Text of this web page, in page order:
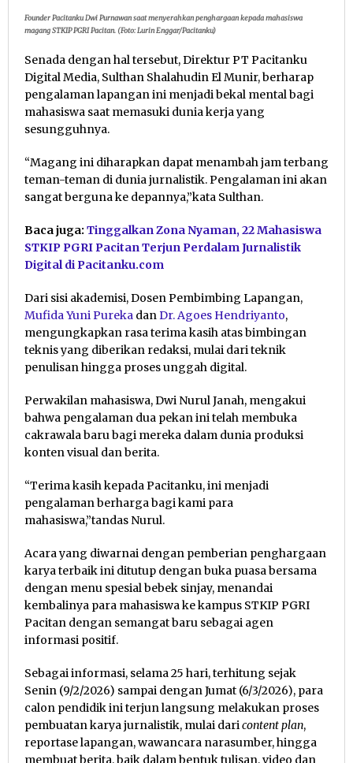
Founder Pacitanku Dwi Purnawan saat menyerahkan penghargaan kepada mahasiswa
magang STKIP PGRI Pacitan. (Foto: Lurin Enggar/Pacitanku)
Senada dengan hal tersebut, Direktur PT Pacitanku
Digital Media, Sulthan Shalahudin El Munir, berharap
pengalaman lapangan ini menjadi bekal mental bagi
mahasiswa saat memasuki dunia kerja yang
sesungguhnya.
“Magang ini diharapkan dapat menambah jam terbang
teman-teman di dunia jurnalistik. Pengalaman ini akan
sangat berguna ke depannya,”kata Sulthan.
Baca juga: Tinggalkan Zona Nyaman, 22 Mahasiswa
STKIP PGRI Pacitan Terjun Perdalam Jurnalistik
Digital di Pacitanku.com
Dari sisi akademisi, Dosen Pembimbing Lapangan,
Mufida Yuni Pureka danDr. Agoes Hendriyanto,
mengungkapkan rasa terima kasih atas bimbingan
teknis yang diberikan redaksi, mulai dari teknik
penulisan hingga proses unggah digital.
Perwakilan mahasiswa, Dwi Nurul Janah, mengakui
bahwa pengalaman dua pekan ini telah membuka
cakrawala baru bagi mereka dalam dunia produksi
konten visual dan berita.
“Terima kasih kepada Pacitanku, ini menjadi
pengalaman berharga bagi kami para
mahasiswa,”tandas Nurul.
Acara yang diwarnai dengan pemberian penghargaan
karya terbaik ini ditutup dengan buka puasa bersama
dengan menu spesial bebek sinjay, menandai
kembalinya para mahasiswa ke kampus STKIP PGRI
Pacitan dengan semangat baru sebagai agen
informasi positif.
Sebagai informasi, selama 25 hari, terhitung sejak
Senin (9/2/2026) sampai dengan Jumat (6/3/2026), para
calon pendidik ini terjun langsung melakukan proses
pembuatan karya jurnalistik, mulai daricontent plan,
reportase lapangan, wawancara narasumber, hingga
membuat berita, baik dalam bentuk tulisan, video dan